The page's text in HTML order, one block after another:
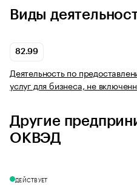
Виды
82.99
Деятельность по
услуг для бизнеса, не
Другие
ОКВЭД
ДЕЙСТВУЕТ